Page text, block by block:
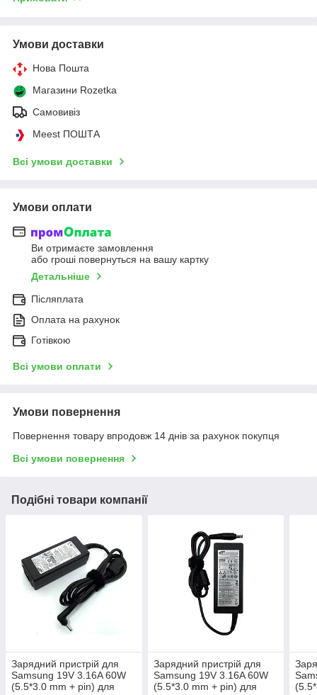
Умови доставки
Нова Пошта
Магазини Rozetka
Самовивіз
Meest ПОШТА
Всі умови доставки
Умови оплати
Ви отримаєте замовлення
або гроші повернуться на вашу картку
Детальніше
Післяплата
Оплата на рахунок
Готівкою
Всі умови оплати
Умови повернення
Повернення товару впродовж 14 днів за рахунок покупця
Всі умови повернення
Подібні товари компанії
Зарядний пристрій для
Samsung 19V 3.16A 60W
(5.5*3.0 mm + pin) для
Зарядний пристрій для
Samsung 19V 3.16A 60W
(5.5*3.0 mm + pin) для